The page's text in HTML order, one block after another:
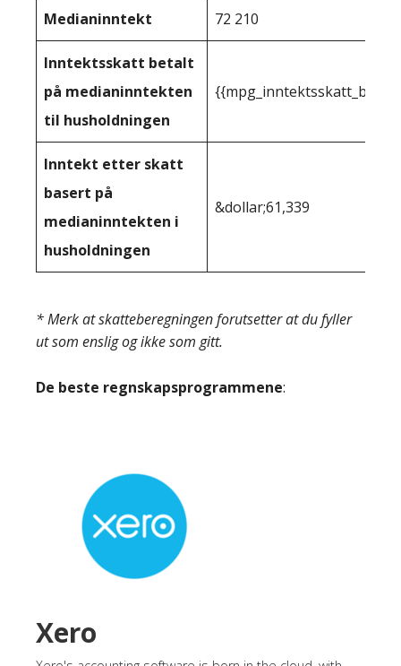
Medianinntekt 72 210
Inntektsskatt betalt
på medianinntekten
til husholdningen
Inntekt etter skatt
basert på
medianinntekten i
husholdningen
&dollar;61,339
* Merk at skatteberegningen forutsetter at du fyller
ut som enslig og ikke som gitt.
De beste regnskapsprogrammene:
Xero